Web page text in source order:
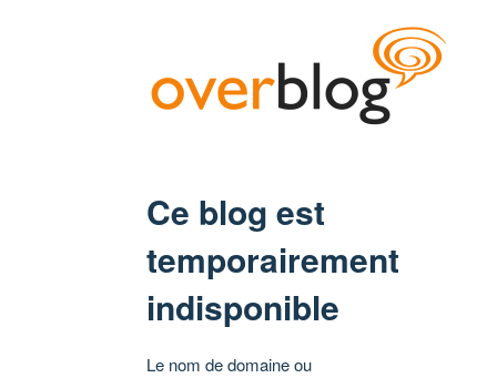
Ce blog est
temporairement
indisponible
Le nom de domaine ou